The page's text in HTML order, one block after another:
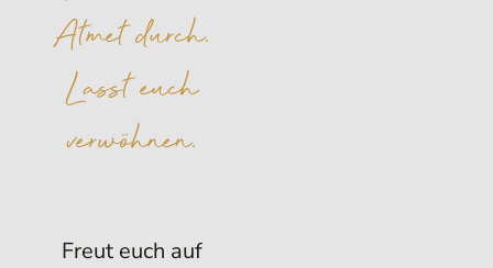
Atmet durch.
Lasst euch
verwöhnen.
Freut euch auf